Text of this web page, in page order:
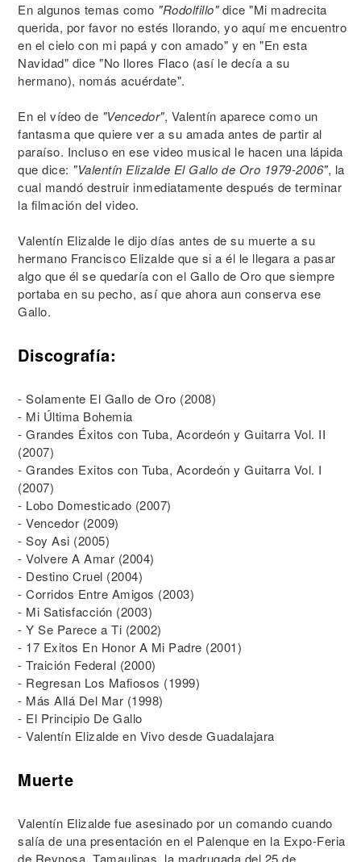
En algunos temas como "Rodolfillo"dice "Mi madrecita
querida, por favor no estés llorando, yo aquí me encuentro
en el cielo con mi papá y con amado" y en "En esta
Navidad" dice "No llores Flaco (así le decía a su
hermano), nomás acuérdate".
En el vídeo de "Vencedor", Valentín aparece como un
fantasma que quiere ver a su amada antes de partir al
paraíso. Incluso en ese video musical le hacen una lápida
que dice: "Valentín Elizalde El Gallo de Oro 1979-2006", la
cual mandó destruir inmediatamente después de terminar
la filmación del video.
Valentín Elizalde le dijo días antes de su muerte a su
hermano Francisco Elizalde que si a él le llegara a pasar
algo que él se quedaría con el Gallo de Oro que siempre
portaba en su pecho, así que ahora aun conserva ese
Gallo.
Discografía:
- Solamente El Gallo de Oro (2008)
- Mi Última Bohemia
- Grandes Éxitos con Tuba, Acordeón y Guitarra Vol. II
(2007)
- Grandes Exitos con Tuba, Acordeón y Guitarra Vol. I
(2007)
- Lobo Domesticado (2007)
- Vencedor (2009)
- Soy Asi (2005)
- Volvere A Amar (2004)
- Destino Cruel (2004)
- Corridos Entre Amigos (2003)
- Mi Satisfacción (2003)
- Y Se Parece a Ti (2002)
- 17 Exitos En Honor A Mi Padre (2001)
- Traición Federal (2000)
- Regresan Los Mafiosos (1999)
- Más Allá Del Mar (1998)
- El Principio De Gallo
- Valentín Elizalde en Vivo desde Guadalajara
Muerte
Valentín Elizalde fue asesinado por un comando cuando
salía de una presentación en el Palenque en la Expo-Feria
de Reynosa, Tamaulipas, la madrugada del 25 de